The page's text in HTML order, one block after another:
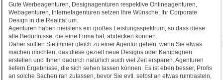
Gute Werbeagenturen, Designagenturen respektive Onlineagenturen,
Webagenturen, Internetagenturen setzen Ihre Wünsche, Ihr Corporate
Design in die Realität um.
Agenturen haben meistens ein großes Leistungsspektrum, so dass diese
alle Bedürfnisse, die eine Firma hat, abdecken können.
Daher sollten Sie immer gleich zu einer Agentur gehen, wenn Sie etwas
machen möchten, das diese gezielt neue Designs oder Kampagnen
erstellen und Ihnen dadurch natürlich auch viel Zeit ersparen. Agenturen
liefern Ergebnisse, die sich sehen lassen können. Es ist eben besser, Profis
an solche Sachen ran zulassen, bevor Sie evtl. selbst an etwas rumbasteln,